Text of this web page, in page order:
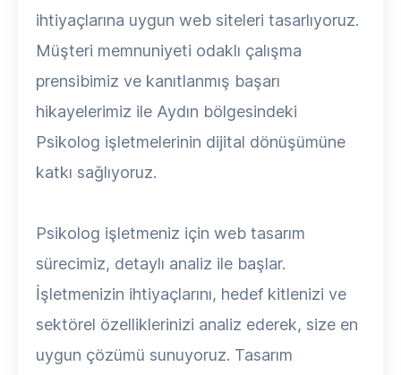
ihtiyaçlarına uygun web siteleri tasarlıyoruz.
Müşteri memnuniyeti odaklı çalışma
prensibimiz ve kanıtlanmış başarı
hikayelerimiz ile Aydın bölgesindeki
Psikolog işletmelerinin dijital dönüşümüne
katkı sağlıyoruz.
Psikolog işletmeniz için web tasarım
sürecimiz, detaylı analiz ile başlar.
İşletmenizin ihtiyaçlarını, hedef kitlenizi ve
sektörel özelliklerinizi analiz ederek, size en
uygun çözümü sunuyoruz. Tasarım